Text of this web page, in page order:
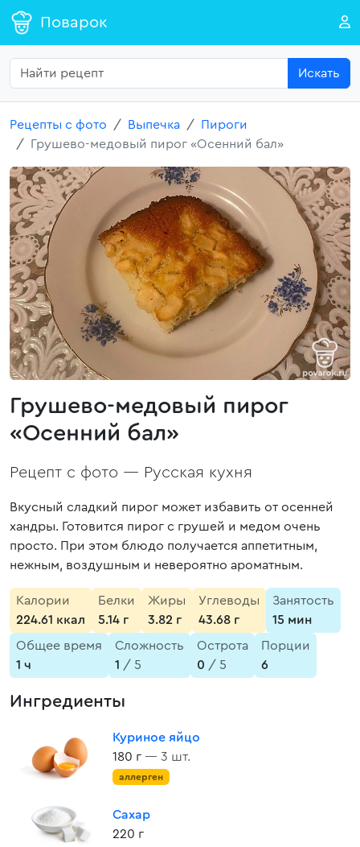
Поварок
Искать
Рецепты с фото Выпечка
Пироги
Грушево-медовый пирог «Осенний бал»
Грушево-медовый пирог
«Осенний бал»
Рецепт с фото — Русская кухня
Вкусный сладкий пирог может избавить от осенней
хандры. Готовится пирог с грушей и медом очень
просто. При этом блюдо получается аппетитным,
нежным, воздушным и невероятно ароматным.
Калории
224.61 ккал
Белки
5.14 г
Жиры
3.82 г
Углеводы
43.68 г
Занятость
15 мин
Общее время
1 ч
Сложность
1 / 5
Острота
0 / 5
Порции
6
Ингредиенты
Куриное яйцо
180 г — 3 шт.
аллерген
Сахар
220 г